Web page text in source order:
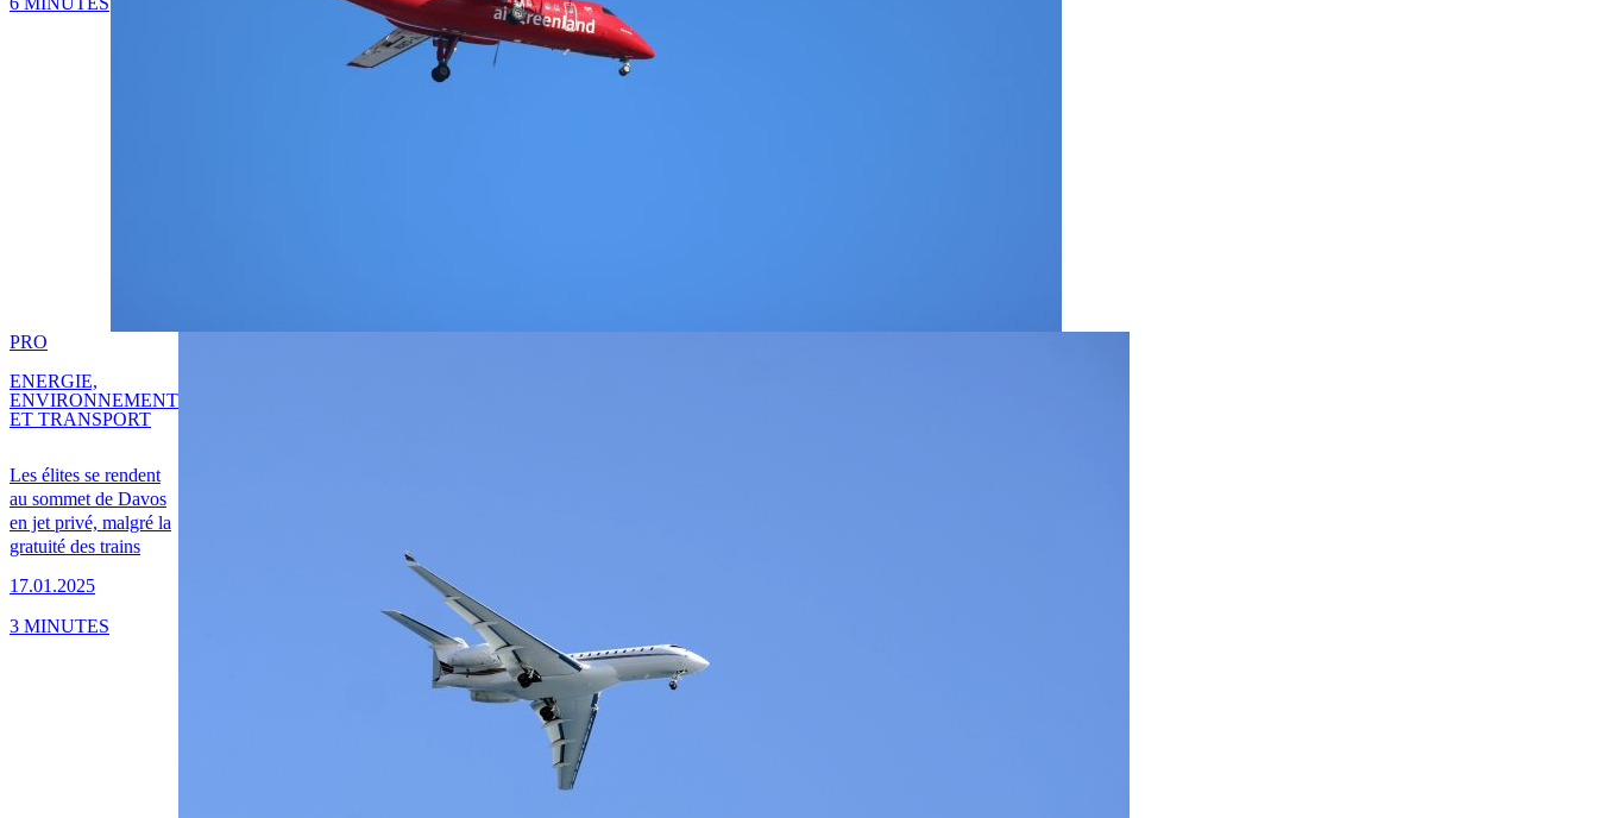
Les élites se rendent
au sommet de Davos
en jet privé, malgré la
gratuité des trains
17.01.2025
PRO
ENERGIE,
ENVIRONNEMENT
ET TRANSPORT
3 MINUTES